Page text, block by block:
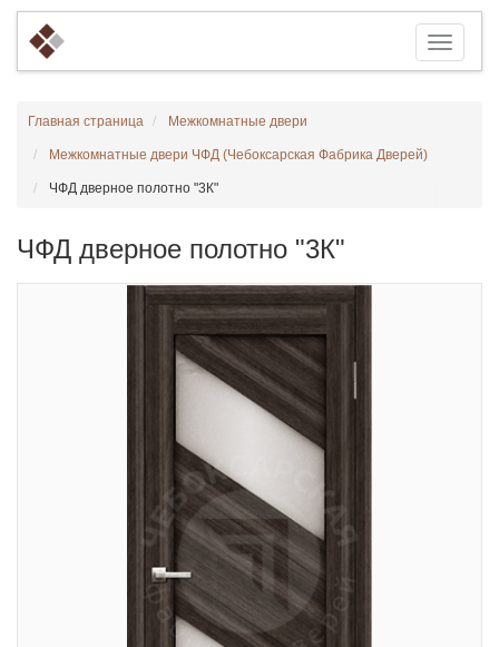
Главная страница Межкомнатные двери
Межкомнатные двери ЧФД (Чебоксарская Фабрика Дверей)
ЧФД дверное полотно "3К"
ЧФД дверное полотно "3К"